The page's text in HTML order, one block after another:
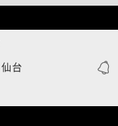
仙台